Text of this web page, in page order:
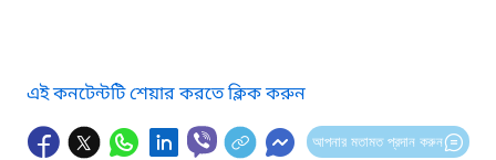
এই কনটেন্টটি শেয়ার করতে ক্লিক করুন
আপনার মতামত প্রদান করুন